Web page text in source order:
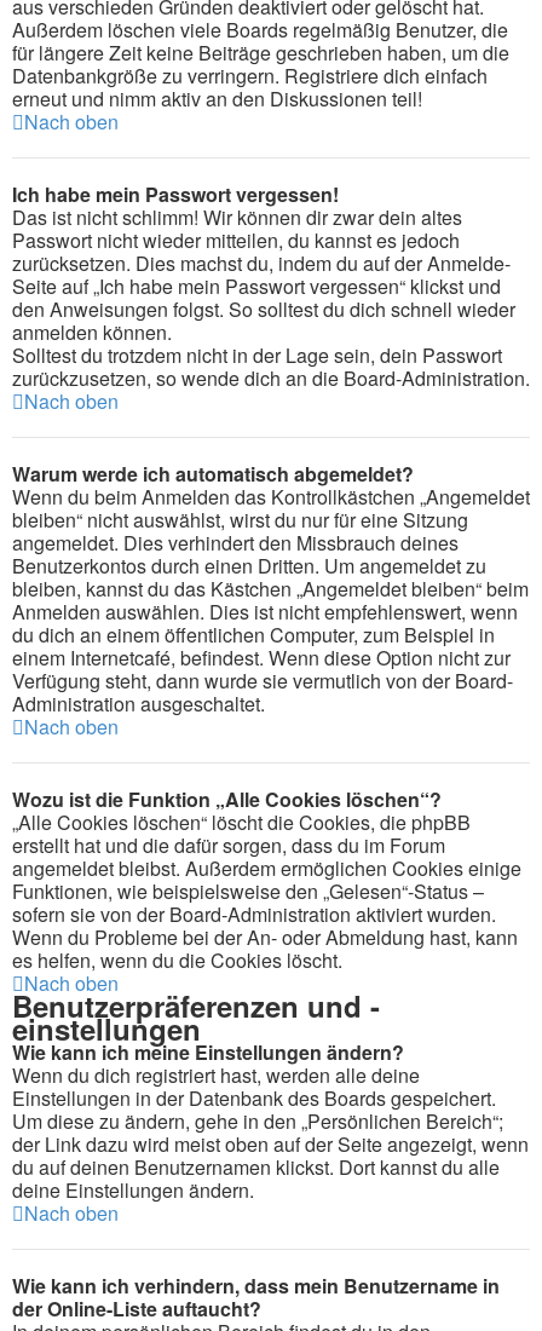
aus verschieden Gründen deaktiviert oder gelöscht hat.
Außerdem löschen viele Boards regelmäßig Benutzer, die
für längere Zeit keine Beiträge geschrieben haben, um die
Datenbankgröße zu verringern. Registriere dich einfach
erneut und nimm aktiv an den Diskussionen teil!
Nach oben
Ich habe mein Passwort vergessen!
Das ist nicht schlimm! Wir können dir zwar dein altes
Passwort nicht wieder mitteilen, du kannst es jedoch
zurücksetzen. Dies machst du, indem du auf der Anmelde-
Seite auf „Ich habe mein Passwort vergessen“ klickst und
den Anweisungen folgst. So solltest du dich schnell wieder
anmelden können.
Solltest du trotzdem nicht in der Lage sein, dein Passwort
zurückzusetzen, so wende dich an die Board-Administration.
Nach oben
Warum werde ich automatisch abgemeldet?
Wenn du beim Anmelden das Kontrollkästchen „Angemeldet
bleiben“ nicht auswählst, wirst du nur für eine Sitzung
angemeldet. Dies verhindert den Missbrauch deines
Benutzerkontos durch einen Dritten. Um angemeldet zu
bleiben, kannst du das Kästchen „Angemeldet bleiben“ beim
Anmelden auswählen. Dies ist nicht empfehlenswert, wenn
du dich an einem öffentlichen Computer, zum Beispiel in
einem Internetcafé, befindest. Wenn diese Option nicht zur
Verfügung steht, dann wurde sie vermutlich von der Board-
Administration ausgeschaltet.
Nach oben
Wozu ist die Funktion „Alle Cookies löschen“?
„Alle Cookies löschen“ löscht die Cookies, die phpBB
erstellt hat und die dafür sorgen, dass du im Forum
angemeldet bleibst. Außerdem ermöglichen Cookies einige
Funktionen, wie beispielsweise den „Gelesen“-Status –
sofern sie von der Board-Administration aktiviert wurden.
Wenn du Probleme bei der An- oder Abmeldung hast, kann
es helfen, wenn du die Cookies löscht.
Nach oben
Benutzerpräferenzen und -
einstellungen
Wie kann ich meine Einstellungen ändern?
Wenn du dich registriert hast, werden alle deine
Einstellungen in der Datenbank des Boards gespeichert.
Um diese zu ändern, gehe in den „Persönlichen Bereich“;
der Link dazu wird meist oben auf der Seite angezeigt, wenn
du auf deinen Benutzernamen klickst. Dort kannst du alle
deine Einstellungen ändern.
Nach oben
Wie kann ich verhindern, dass mein Benutzername in
der Online-Liste auftaucht?